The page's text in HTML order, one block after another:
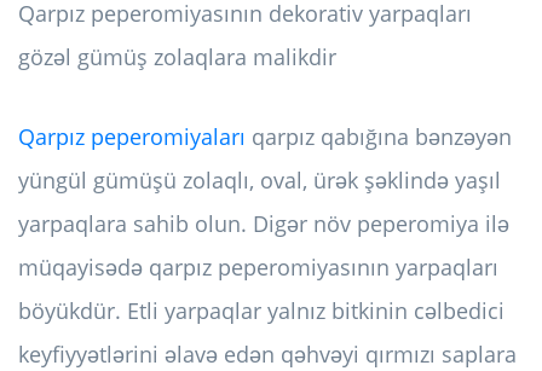
Qarpız peperomiyasının dekorativ yarpaqları
gözəl gümüş zolaqlara malikdir
Qarpız peperomiyaları qarpız qabığına bənzəyən
yüngül gümüşü zolaqlı, oval, ürək şəklində yaşıl
yarpaqlara sahib olun. Digər növ peperomiya ilə
müqayisədə qarpız peperomiyasının yarpaqları
böyükdür. Etli yarpaqlar yalnız bitkinin cəlbedici
keyfiyyətlərini əlavə edən qəhvəyi qırmızı saplara